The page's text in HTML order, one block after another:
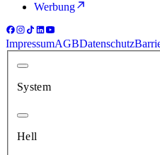
Werbung
ImpressumAGBDatenschutz
System
Hell